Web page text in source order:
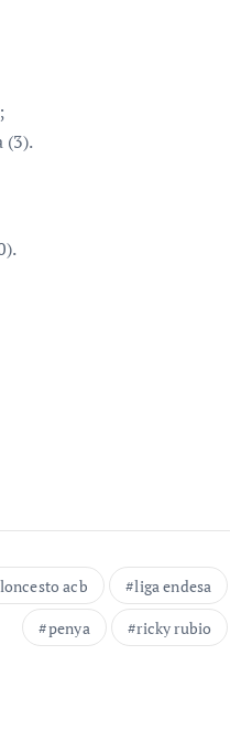
(3).
acb
liga endesa
penya
ricky rubio